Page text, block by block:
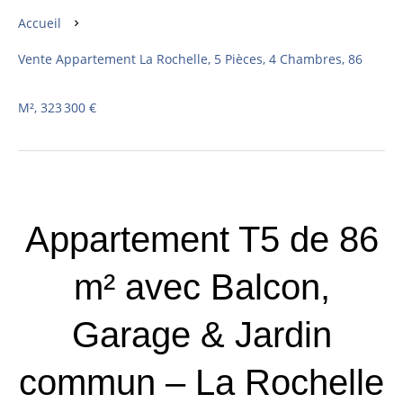
Accueil
Vente Appartement La Rochelle, 5 Pièces, 4 Chambres, 86
M², 323 300 €
Appartement T5 de 86
m² avec Balcon,
Garage & Jardin
commun – La Rochelle